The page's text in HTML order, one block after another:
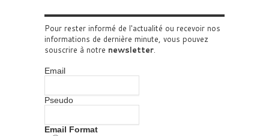
Pour rester informé de l'actualité ou recevoir nos
informations de dernière minute, vous pouvez
souscrire à notre newsletter.
Email
Pseudo
Email Format